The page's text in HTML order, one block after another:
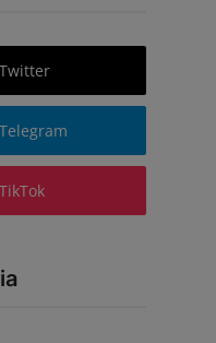
Twitter
Telegram
TikTok